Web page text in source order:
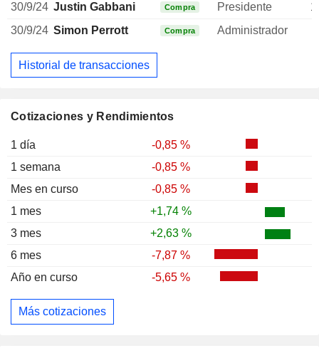
Cotizaciones y Rendimientos
1 día
-0,85 %
1 semana
-0,85 %
Mes en curso
-0,85 %
1 mes
+1,74 %
3 mes
+2,63 %
6 mes
-7,87 %
Año en curso
-5,65 %
Más cotizaciones
30/9/24 Justin Gabbani Compra Presidente
30/9/24 Simon Perrott Compra Administrador
Historial de transacciones